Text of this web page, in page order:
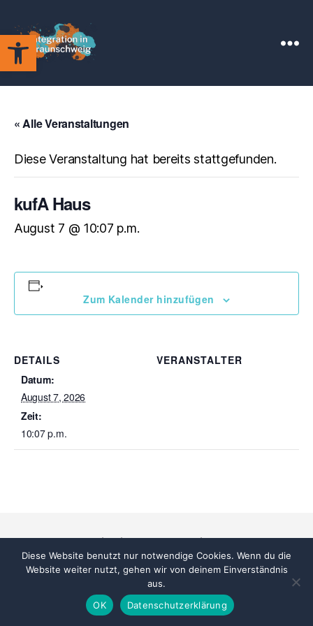
Werkzeugleiste öffnen
Integration
in
« Alle Veranstaltungen
Diese Veranstaltung hat bereits stattgefunden.
kufA Haus
August 7 @ 10:07 p.m.
Zum Kalender hinzufügen
DETAILS
Datum:
August 7, 2026
Zeit:
10:07 p.m.
VERANSTALTER
© 2026Integration in Braunschweig Nach oben↑
Diese Website benutzt nur notwendige Cookies. Wenn du die
Website weiter nutzt, gehen wir von deinem Einverständnis
aus.
OK
Datenschutzerklärung